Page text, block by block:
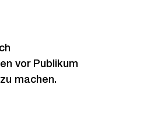
vor Publikum
machen.